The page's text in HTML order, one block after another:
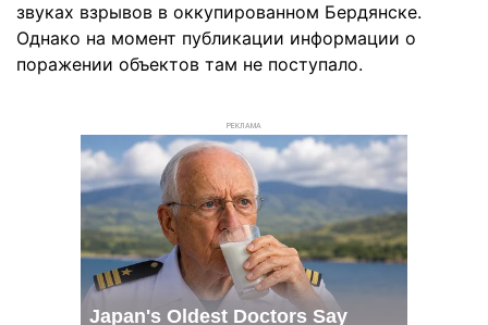
звуках взрывов в оккупированном Бердянске.
Однако на момент публикации информации о
поражении объектов там не поступало.
РЕКЛАМА